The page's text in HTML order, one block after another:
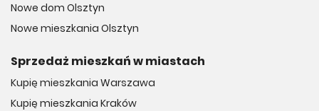
Nowe dom Olsztyn
Nowe mieszkania Olsztyn
Sprzedaż mieszkań w miastach
Kupię mieszkania Warszawa
Kupię mieszkania Kraków